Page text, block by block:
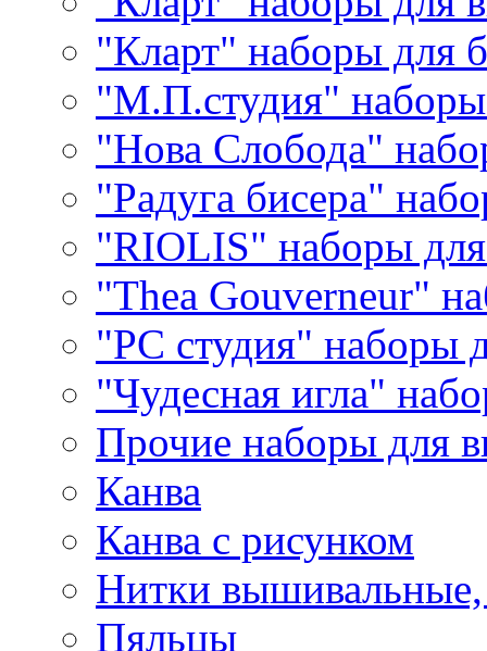
"Кларт" наборы для
"М.П.студия"
"Нова Слобода"
"Радуга бисера"
"RIOLIS" наборы
"Thea Gouverneur"
"РС студия" наборы
"Чудесная игла"
Прочие наборы для
Канва
Канва с рисунком
Нитки
Пяльцы